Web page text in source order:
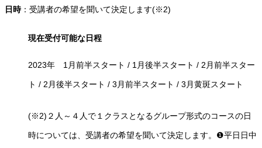
日時：受講者の希望を聞いて決定します(※2)
現在受付可能な日程
2023年 1月前半スタート / 1月後半スタート / 2月前半スター
ト / 2月後半スタート / 3月前半スタート / 3月黄斑スタート
(※2)２人～４人で１クラスとなるグループ形式のコースの日
時については、受講者の希望を聞いて決定します。❶平日日中